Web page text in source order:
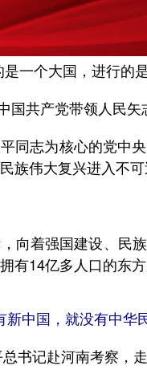
一个大国，进行的
共产党带领人民矢
志为核心的党中央
族伟大复兴进入不
着强国建设、民族
有14亿多人口的东
新中国，就没有中华
记赴河南考察，